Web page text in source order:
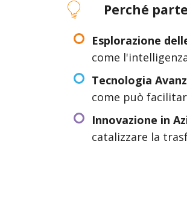
Perché
Esplorazione
come
Tecnologia
come può
Innovazione in
catalizzare la